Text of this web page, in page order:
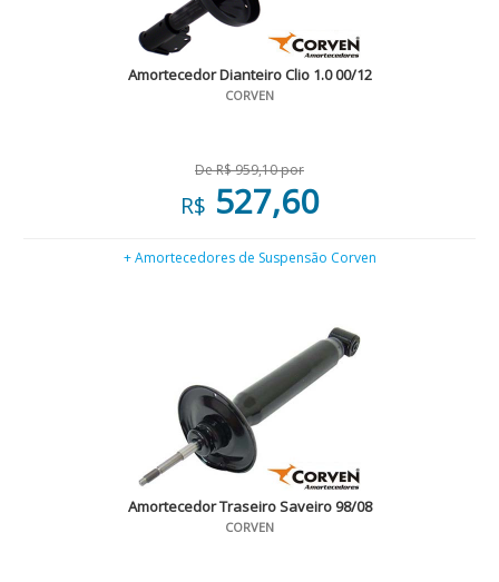
Amortecedor Dianteiro Clio 1.0 00/12
CORVEN
De R$ 959,10 por
R$ 527,60
+ Amortecedores de Suspensão Corven
Amortecedor Traseiro Saveiro 98/08
CORVEN